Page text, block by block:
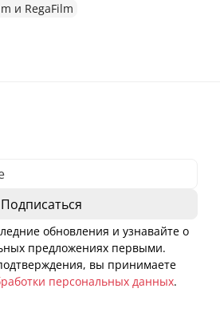
и RegaFilm
обновления и узнавайте о
предложениях первыми.
вы принимаете
персональных данных.